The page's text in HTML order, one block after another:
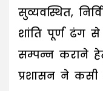
सुव्यवस्थित,
शांति पूर्ण ढंग से
सम्पन्न कराने
प्रशासन ने कसी